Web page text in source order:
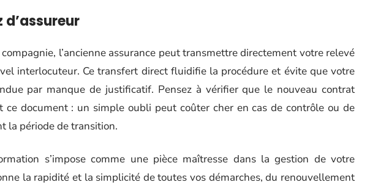
d’assureur
l’ancienne assurance peut transmettre directement votre relevé
interlocuteur. Ce transfert direct fluidifie la procédure et évite que votre
par manque de justificatif. Pensez à vérifier que le nouveau contrat
ce document : un simple oubli peut coûter cher en cas de contrôle ou de
la période de transition.
s’impose comme une pièce maîtresse dans la gestion de votre
la rapidité et la simplicité de toutes vos démarches, du renouvellement